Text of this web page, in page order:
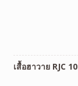
เสื้อฮาวาย RJC 10